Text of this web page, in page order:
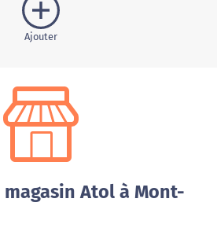
Ajouter
Atol à Mont-